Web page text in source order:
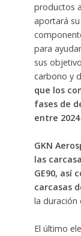
productos
aportará
para
sus
carbono y
que los
fases de
entre 2024
GKN
las
GE90, así
carcasas
la duración
El último